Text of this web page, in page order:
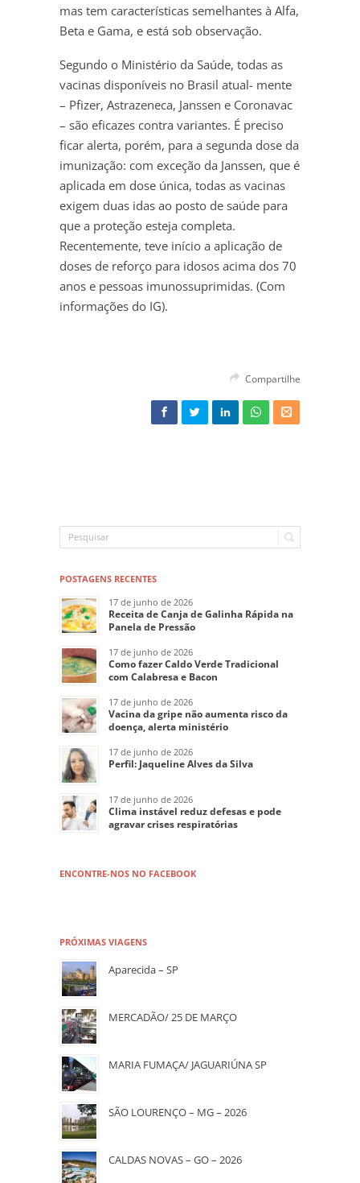
mas tem características semelhantes à Alfa,
Beta e Gama, e está sob observação.
Segundo o Ministério da Saúde, todas as
vacinas disponíveis no Brasil atual- mente
– Pfizer, Astrazeneca, Janssen e Coronavac
– são eficazes contra variantes. É preciso
ficar alerta, porém, para a segunda dose da
imunização: com exceção da Janssen, que é
aplicada em dose única, todas as vacinas
exigem duas idas ao posto de saúde para
que a proteção esteja completa.
Recentemente, teve início a aplicação de
doses de reforço para idosos acima dos 70
anos e pessoas imunossuprimidas. (Com
informações do IG).
Compartilhe
POSTAGENS RECENTES
17 de junho de 2026
Receita de Canja de Galinha Rápida na
Panela de Pressão
17 de junho de 2026
Como fazer Caldo Verde Tradicional
com Calabresa e Bacon
17 de junho de 2026
Vacina da gripe não aumenta risco da
doença, alerta ministério
17 de junho de 2026
Perfil: Jaqueline Alves da Silva
17 de junho de 2026
Clima instável reduz defesas e pode
agravar crises respiratórias
ENCONTRE-NOS NO FACEBOOK
PRÓXIMAS VIAGENS
Aparecida – SP
MERCADÃO/ 25 DE MARÇO
MARIA FUMAÇA/ JAGUARIÚNA SP
SÃO LOURENÇO – MG – 2026
CALDAS NOVAS – GO – 2026